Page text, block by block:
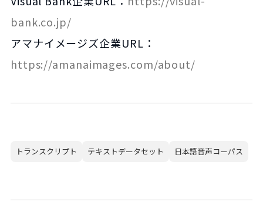
bank.co.jp/
アマナイメージズ企業URL：
https://amanaimages.com/about/
トランスクリプト テキストデータセット 日本語音声コーパス